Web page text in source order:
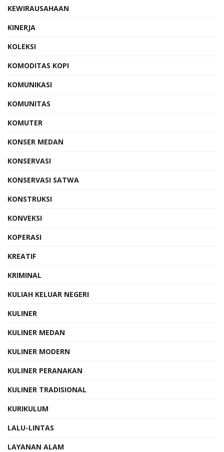
KEWIRAUSAHAAN
KINERJA
KOLEKSI
KOMODITAS KOPI
KOMUNIKASI
KOMUNITAS
KOMUTER
KONSER MEDAN
KONSERVASI
KONSERVASI SATWA
KONSTRUKSI
KONVEKSI
KOPERASI
KREATIF
KRIMINAL
KULIAH KELUAR NEGERI
KULINER
KULINER MEDAN
KULINER MODERN
KULINER PERANAKAN
KULINER TRADISIONAL
KURIKULUM
LALU-LINTAS
LAYANAN ALAM